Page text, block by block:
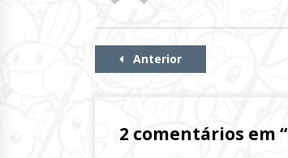
Continue
Anterior
2 comentários em “